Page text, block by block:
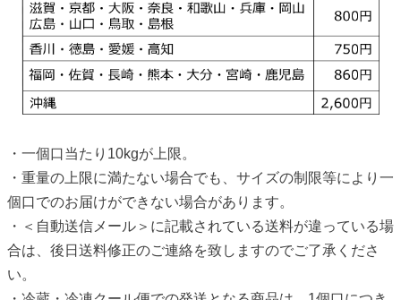
・一個口当たり10kgが上限。
・重量の上限に満たない場合でも、サイズの制限等により一
個口でのお届けができない場合があります。
・＜自動送信メール＞に記載されている送料が違っている場
合は、後日送料修正のご連絡を致しますのでご了承くださ
い。